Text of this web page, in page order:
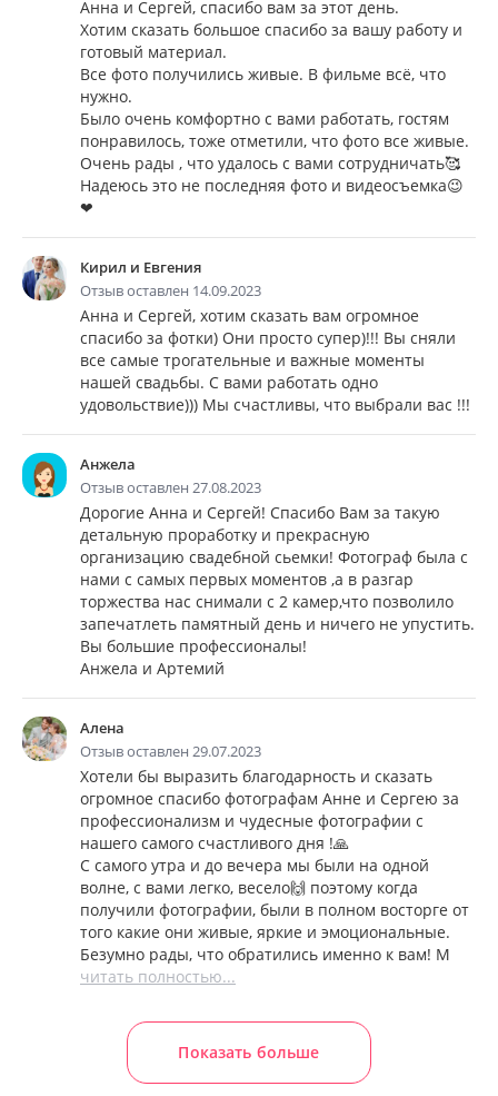
Анна и Сергей, спасибо вам за этот день.
Хотим сказать большое спасибо за вашу работу и
готовый материал.
Все фото получились живые. В фильме всё, что
нужно.
Было очень комфортно с вами работать, гостям
понравилось, тоже отметили, что фото все живые.
Очень рады , что удалось с вами сотрудничать🥰
Надеюсь это не последняя фото и видеосъемка😉
❤
Кирил и Евгения
Отзыв оставлен 14.09.2023
Анна и Сергей, хотим сказать вам огромное
спасибо за фотки) Они просто супер)!!! Вы сняли
все самые трогательные и важные моменты
нашей свадьбы. C вами работать одно
удовольствие))) Мы счастливы, что выбрали вас !!!
Анжела
Отзыв оставлен 27.08.2023
Дорогие Анна и Сергей! Спасибо Вам за такую
детальную проработку и прекрасную
организацию свадебной сьемки! Фотограф была с
нами с самых первых моментов ,а в разгар
торжества нас снимали с 2 камер,что позволило
запечатлеть памятный день и ничего не упустить.
Вы большие профессионалы!
Анжела и Артемий
Алена
Отзыв оставлен 29.07.2023
Хотели бы выразить благодарность и сказать
огромное спасибо фотографам Анне и Сергею за
профессионализм и чудесные фотографии с
нашего самого счастливого дня !🙏
С самого утра и до вечера мы были на одной
волне, с вами легко, весело🙌 поэтому когда
получили фотографии, были в полном восторге от
того какие они живые, яркие и эмоциональные.
Безумно рады, что обратились именно к вам! М
читать полностью...
Показать больше